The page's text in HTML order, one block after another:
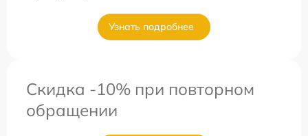
Узнать подробнее
Скидка -10% при повторном
обращении